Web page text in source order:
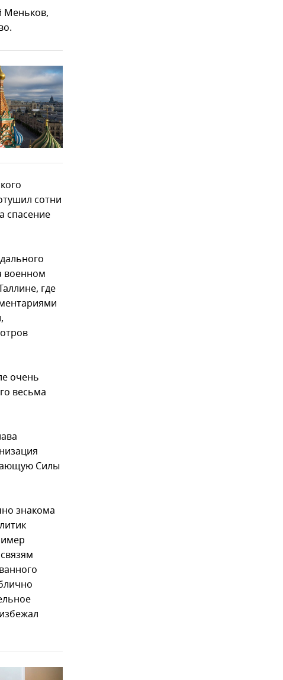
Меньков,
сотни
спасение
военном
где
очень
весьма
Силы
знакома